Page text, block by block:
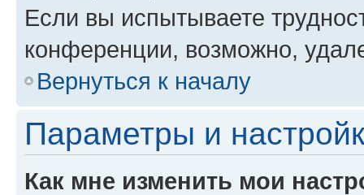
Если вы испытываете
конференции, возможно,
Вернуться к началу
Параметры и
Как мне изменить мои